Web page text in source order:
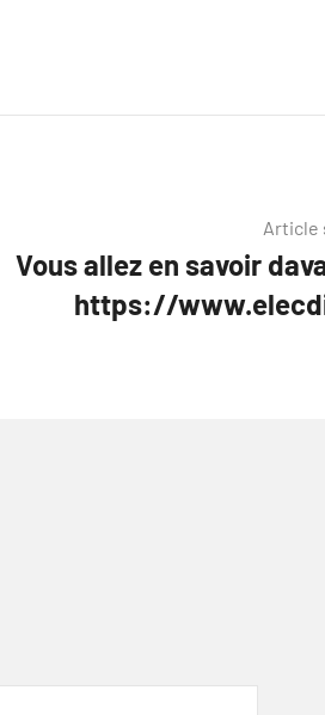
Article
Vous allez en savoir
https://